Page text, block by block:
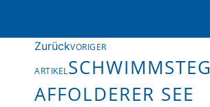
ZurückVORIGER
ARTIKELSCHWIMMSTEG
AFFOLDERER SEE